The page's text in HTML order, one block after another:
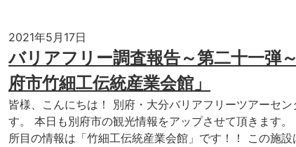
2021年5月17日
バリアフリー調査報告～第二十一弾
府市竹細工伝統産業会館」
皆様、こんにちは！ 別府・大分バリアフリーツアーセン
す。 本日も別府市の観光情報をアップさせて頂きます。
所目の情報は「竹細工伝統産業会館」です！！ この施設